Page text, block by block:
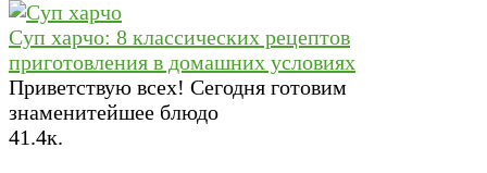
Суп харчо: 8 классических рецептов
приготовления в домашних условиях
Приветствую всех! Сегодня готовим
знаменитейшее блюдо
41.4к.